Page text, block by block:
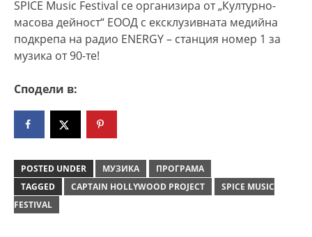
SPICE Music Festival се организира от „Културно-
масова дейност“ ЕООД с ексклузивната медийна
подкрепа на радио ENERGY – станция номер 1 за
музика от 90-те!
Сподели в:
POSTED UNDER МУЗИКА
ПРОГРАМА
TAGGED
CAPTAIN HOLLYWOOD PROJECT
SPICE MUSIC
FESTIVAL